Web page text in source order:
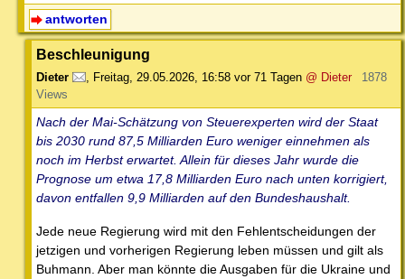
antworten
Beschleunigung
Dieter , Freitag, 29.05.2026, 16:58 vor 71 Tagen @ Dieter
1878
Views
Nach der Mai-Schätzung von Steuerexperten wird der Staat
bis 2030 rund 87,5 Milliarden Euro weniger einnehmen als
noch im Herbst erwartet. Allein für dieses Jahr wurde die
Prognose um etwa 17,8 Milliarden Euro nach unten korrigiert,
davon entfallen 9,9 Milliarden auf den Bundeshaushalt.
Jede neue Regierung wird mit den Fehlentscheidungen der
jetzigen und vorherigen Regierung leben müssen und gilt als
Buhmann. Aber man könnte die Ausgaben für die Ukraine und